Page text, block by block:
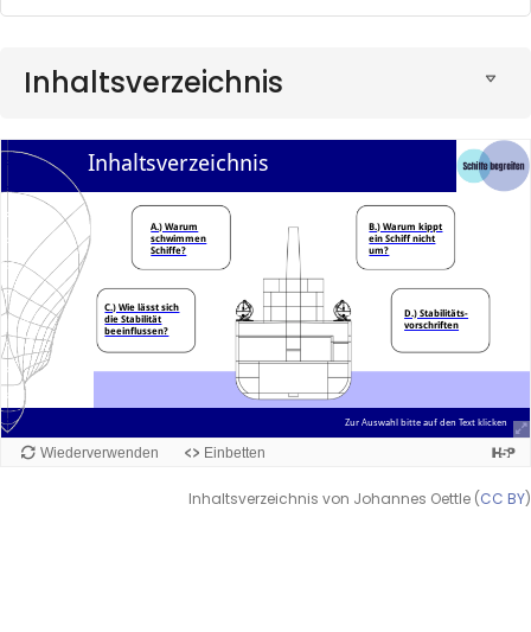
Inhaltsverzeichnis
Inhaltsverzeichnis von Johannes Oettle (CC BY)